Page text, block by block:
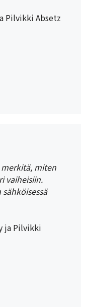
Pilvikki Absetz
miten
vaiheisiin.
ja Pilvikki